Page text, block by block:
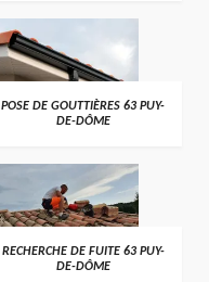
POSE DE GOUTTIÈRES 63 PUY-
DE-DÔME
RECHERCHE DE FUITE 63 PUY-
DE-DÔME